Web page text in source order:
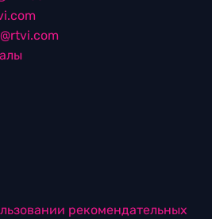
рекомендательных